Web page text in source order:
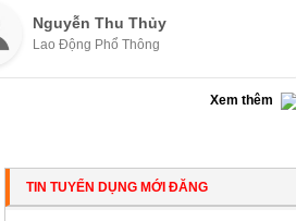
Nguyễn Thu Thủy
Lao Động Phổ Thông
Xem thêm
TIN TUYỂN DỤNG MỚI ĐĂNG